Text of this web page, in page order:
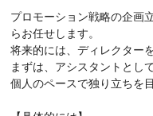
プロモーション戦略の企画
らお任せします。
将来的には、ディレクター
まずは、アシスタントとし
個人のペースで独り立ちを